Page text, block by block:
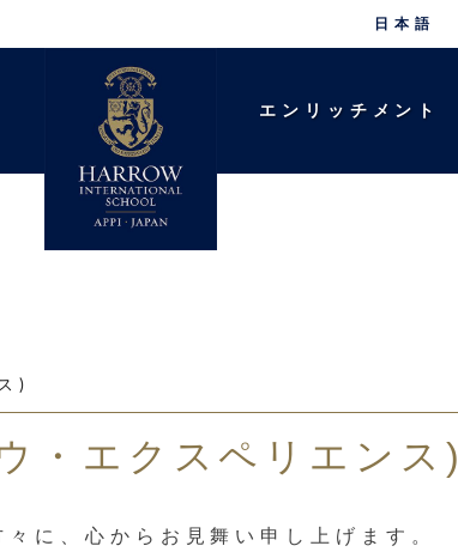
日本語
エンリッチメント
)
・エクスペリエンス)
に、心からお見舞い申し上げます。